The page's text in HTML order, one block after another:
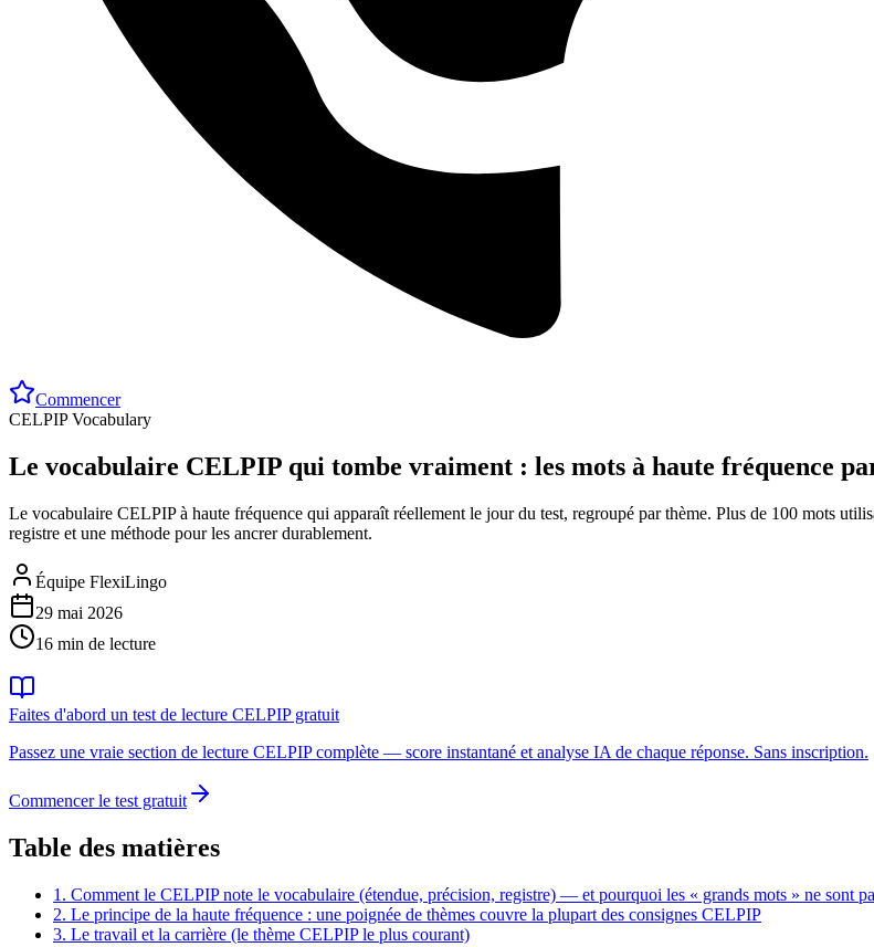
Commencer
CELPIP Vocabulary
Le vocabulaire CELPIP qui tombe vraiment : les mots à haute fréquence
Le vocabulaire CELPIP à haute fréquence qui apparaît réellement le jour du test, regroupé par thème. Plus de 100 mots
registre et une méthode pour les ancrer durablement.
Équipe FlexiLingo
29 mai 2026
16 min de lecture
Faites d'abord un test de lecture CELPIP gratuit
Passez une vraie section de lecture CELPIP complète — score instantané et analyse IA de chaque réponse. Sans inscription.
Commencer le test gratuit
Table des matières
1. Comment le CELPIP note le vocabulaire (étendue, précision, registre) — et pourquoi les « grands mots » ne sont
2. Le principe de la haute fréquence : une poignée de thèmes couvre la plupart des consignes CELPIP
3. Le travail et la carrière (le thème CELPIP le plus courant)